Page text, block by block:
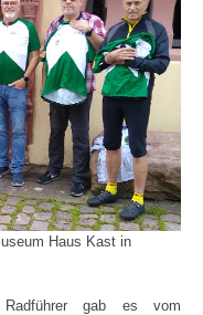
Haus Kast in
gab es vom